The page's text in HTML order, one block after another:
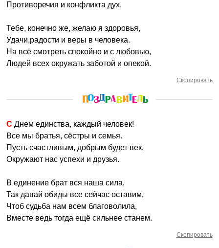
Противоречия и конфликта дух.
Тебе, конечно же, желаю я здоровья,
Удачи,радости и веры в человека.
На всё смотреть спокойно и с любовью,
Людей всех окружать заботой и опекой.
Скопировать
С Днем единства, каждый человек!
Все мы братья, сёстры и семья.
Пусть счастливым, добрым будет век,
Окружают нас успехи и друзья.
В единение брат вся наша сила,
Так давай обиды все сейчас оставим,
Чтоб судьба нам всем благоволила,
Вместе ведь тогда ещё сильнее станем.
Скопировать